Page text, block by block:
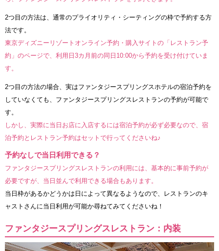
2つ目の方法は、通常のプライオリティ・シーティングの枠で予約する方
法です。
東京ディズニーリゾートオンライン予約・購入サイトの「レストラン予
約」のページで、利用日3カ月前の同日10:00から予約を受け付けていま
す。
2つ目の方法の場合、実はファンタジースプリングスホテルの宿泊予約を
していなくても、ファンタジースプリングスレストランの予約が可能で
す。
しかし、実際に当日お店に入店するには宿泊予約が必ず必要なので、宿
泊予約とレストラン予約はセットで行ってくださいね♪
予約なしで当日利用できる？
ファンタジースプリングスレストランの利用には、基本的に事前予約が
必要ですが、当日並んで利用できる場合もあります。
当日枠があるかどうかは日によって異なるようなので、レストランのキ
ャストさんに当日利用が可能か尋ねてみてくださいね！
ファンタジースプリングスレストラン：内装